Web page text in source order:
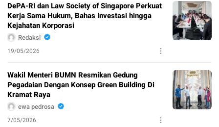
DePA-RI dan Law Society of Singapore Perkuat
Kerja Sama Hukum, Bahas Investasi hingga
Kejahatan Korporasi
Redaksi
19/05/2026
Wakil Menteri BUMN Resmikan Gedung
Pegadaian Dengan Konsep Green Building Di
Kramat Raya
ewa pedrosa
7/05/2026